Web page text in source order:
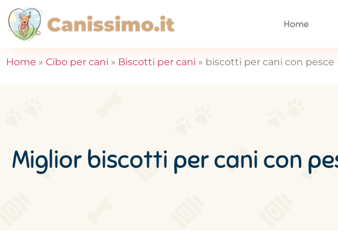
Home
Home » Cibo per cani » Biscotti per cani » biscotti per cani con pesce
Miglior biscotti per cani con